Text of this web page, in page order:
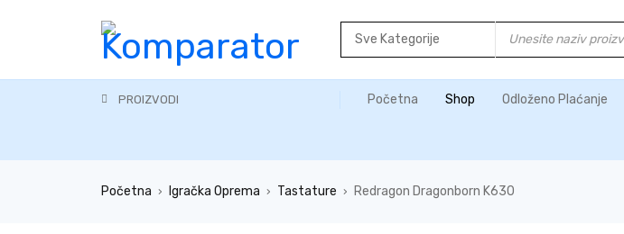
PROIZVODI Početna Shop Odloženo Plaćanje
Početna › Igračka Oprema › Tastature › Redragon Dragonborn K630